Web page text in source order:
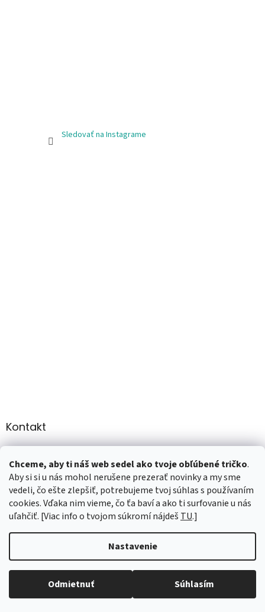
Chceme, aby ti náš web sedel ako tvoje obľúbené tričko.
Aby si si u nás mohol nerušene prezerať novinky a my sme
vedeli, čo ešte zlepšiť, potrebujeme tvoj súhlas s používaním
cookies. Vďaka nim vieme, čo ťa baví a ako ti surfovanie u nás
uľahčiť. [Viac info o tvojom súkromí nájdeš TU.]
Nastavenie
Odmietnuť Súhlasím
Sledovať na Instagrame
Kontakt
+421 907947783
Vytvoril Shoptet
Copyright 2026marTee.sk. Všetky práva vyhradené.Upraviť